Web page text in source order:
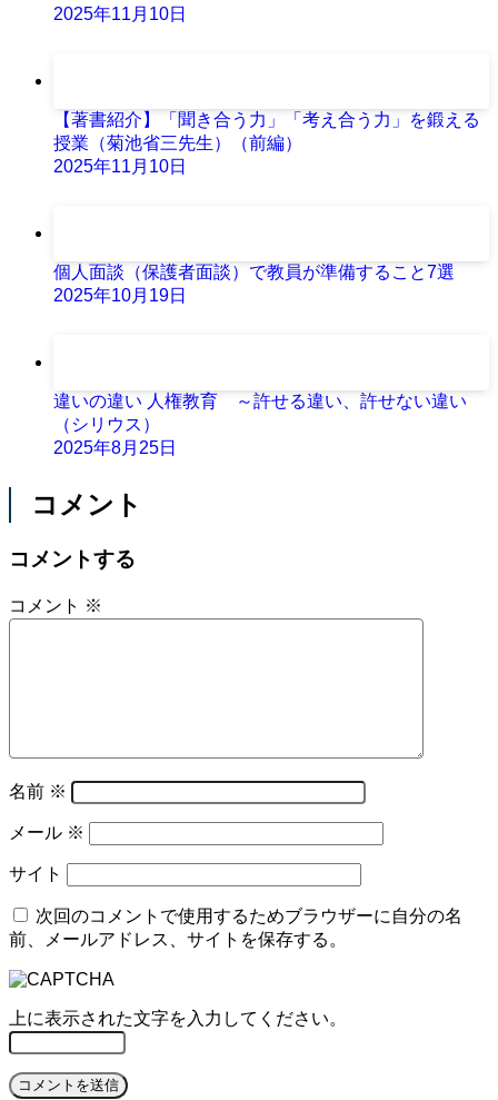
2025年11月10日
【著書紹介】「聞き合う力」「考え合う力」を鍛える
授業（菊池省三先生）（前編）
2025年11月10日
個人面談（保護者面談）で教員が準備すること7選
2025年10月19日
違いの違い 人権教育 ～許せる違い、許せない違い
（シリウス）
2025年8月25日
コメント
コメントする
コメント ※
名前 ※
メール ※
サイト
次回のコメントで使用するためブラウザーに自分の名
前、メールアドレス、サイトを保存する。
上に表示された文字を入力してください。